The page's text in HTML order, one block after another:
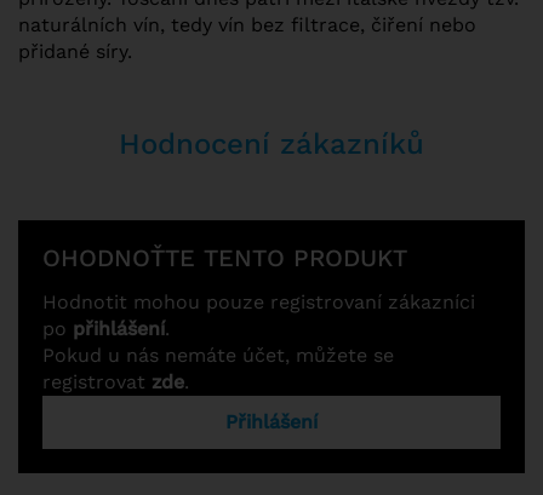
naturálních vín, tedy vín bez filtrace, čiření nebo
přidané síry.
Hodnocení zákazníků
OHODNOŤTE TENTO PRODUKT
Hodnotit mohou pouze registrovaní zákazníci
po přihlášení.
Pokud u nás nemáte účet, můžete se
registrovat zde.
Přihlášení